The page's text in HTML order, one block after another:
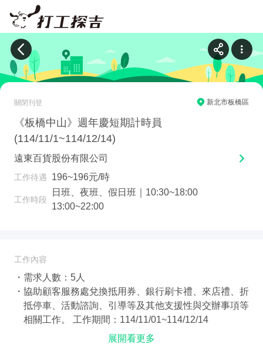
關閉刊登 新北市板橋區
《板橋中山》週年慶短期計時員
(114/11/1~114/12/14)
遠東百貨股份有限公司
工作待遇 196~196元/時
工作時段
日班、夜班、假日班｜10:30~18:00
13:00~22:00
工作內容
需求人數 ：5人
協助顧客服務處兌換抵用券、銀行刷卡禮、來店禮、折
抵停車、活動諮詢、引導等及其他支援性與交辦事項等
相關工作。 工作期間：114/11/01~114/12/14
展開看更多